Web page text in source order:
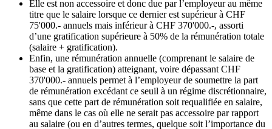
Elle est non accessoire et donc due par l’employeur au même
titre que le salaire lorsque ce dernier est supérieur à CHF
75'000.- annuels mais inférieur à CHF 370'000.-, assorti
d’une gratification supérieure à 50% de la rémunération totale
(salaire + gratification).
Enfin, une rémunération annuelle (comprenant le salaire de
base et la gratification) atteignant, voire dépassant CHF
370'000.- annuels permet à l’employeur de soumettre la part
de rémunération excédant ce seuil à un régime discrétionnaire,
sans que cette part de rémunération soit requalifiée en salaire,
même dans le cas où elle ne serait pas accessoire par rapport
au salaire (ou en d’autres termes, quelque soit l’importance du